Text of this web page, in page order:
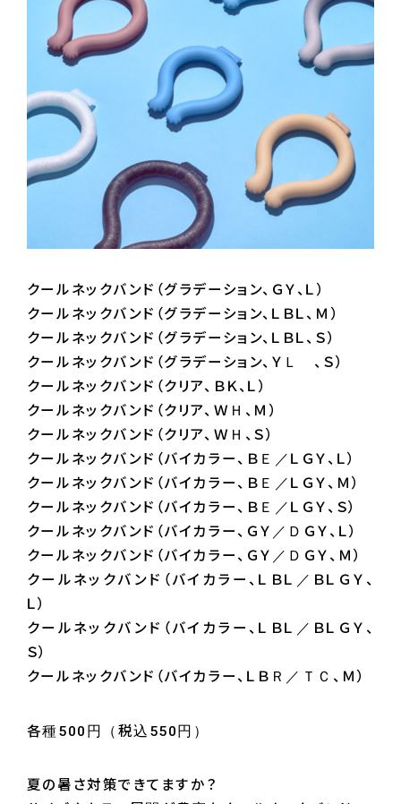
クールネックバンド（グラデーション、ＧＹ、Ｌ）
クールネックバンド（グラデーション、ＬＢＬ、Ｍ）
クールネックバンド（グラデーション、ＬＢＬ、Ｓ）
クールネックバンド（グラデーション、ＹＬ 、Ｓ）
クールネックバンド（クリア、ＢＫ、Ｌ）
クールネックバンド（クリア、ＷＨ、Ｍ）
クールネックバンド（クリア、ＷＨ、Ｓ）
クールネックバンド（バイカラー、ＢＥ／ＬＧＹ、Ｌ）
クールネックバンド（バイカラー、ＢＥ／ＬＧＹ、Ｍ）
クールネックバンド（バイカラー、ＢＥ／ＬＧＹ、Ｓ）
クールネックバンド（バイカラー、ＧＹ／ＤＧＹ、Ｌ）
クールネックバンド（バイカラー、ＧＹ／ＤＧＹ、Ｍ）
クールネックバンド（バイカラー、ＬＢＬ／ＢＬＧＹ、
Ｌ）
クールネックバンド（バイカラー、ＬＢＬ／ＢＬＧＹ、
Ｓ）
クールネックバンド（バイカラー、ＬＢＲ／ＴＣ、Ｍ）
各種500円（税込550円）
夏の暑さ対策できてますか？